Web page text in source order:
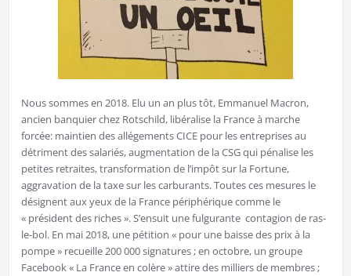
Nous sommes en 2018. Elu un an plus tôt, Emmanuel Macron,
ancien banquier chez Rotschild, libéralise la France à marche
forcée: maintien des allégements CICE pour les entreprises au
détriment des salariés, augmentation de la CSG qui pénalise les
petites retraites, transformation de l’impôt sur la Fortune,
aggravation de la taxe sur les carburants. Toutes ces mesures le
désignent aux yeux de la France périphérique comme le
« président des riches ». S’ensuit une fulgurante contagion de ras-
le-bol. En mai 2018, une pétition « pour une baisse des prix à la
pompe » recueille 200 000 signatures ; en octobre, un groupe
Facebook « La France en colère » attire des milliers de membres ;